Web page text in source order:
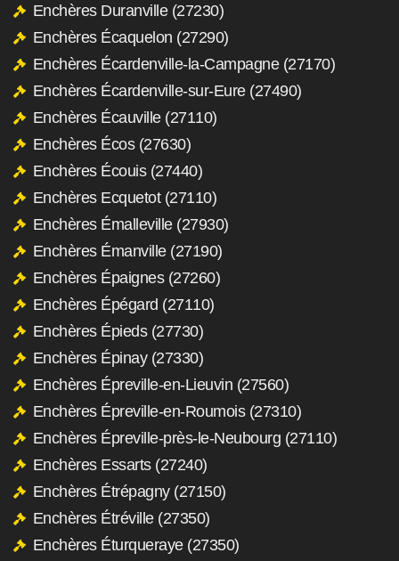
Enchères Duranville (27230)
Enchères Écaquelon (27290)
Enchères Écardenville-la-Campagne (27170)
Enchères Écardenville-sur-Eure (27490)
Enchères Écauville (27110)
Enchères Écos (27630)
Enchères Écouis (27440)
Enchères Ecquetot (27110)
Enchères Émalleville (27930)
Enchères Émanville (27190)
Enchères Épaignes (27260)
Enchères Épégard (27110)
Enchères Épieds (27730)
Enchères Épinay (27330)
Enchères Épreville-en-Lieuvin (27560)
Enchères Épreville-en-Roumois (27310)
Enchères Épreville-près-le-Neubourg (27110)
Enchères Essarts (27240)
Enchères Étrépagny (27150)
Enchères Étréville (27350)
Enchères Éturqueraye (27350)